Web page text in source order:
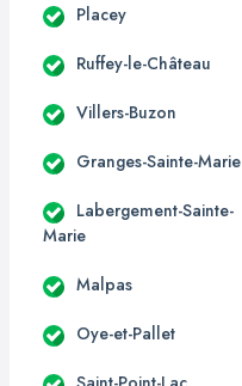
Placey
Ruffey-le-Château
Villers-Buzon
Granges-Sainte-Marie
Labergement-Sainte-
Marie
Malpas
Oye-et-Pallet